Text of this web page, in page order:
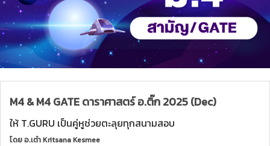
M4 & M4 GATE ดาราศาสตร์ อ.ติ๊ก 2025 (Dec)
ให้ T.GURU เป็นคู่หูช่วยตะลุยทุกสนามสอบ
โดยอ.เต๋า Kritsana Kesmee